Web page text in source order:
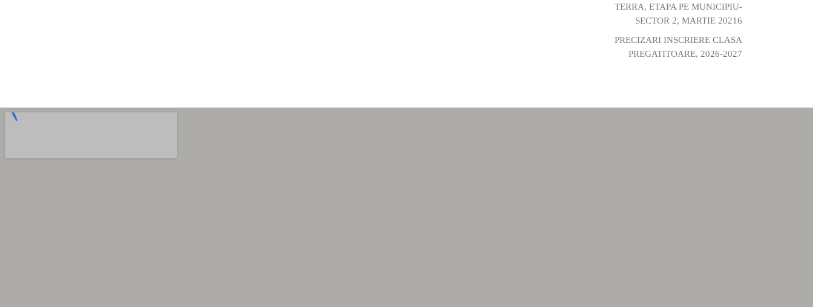
TERRA, ETAPA PE MUNICIPIU-
SECTOR 2, MARTIE 20216
PRECIZARI INSCRIERE CLASA
PREGATITOARE, 2026-2027